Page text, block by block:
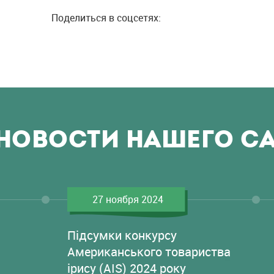
Поделиться в соцсетях:
НАШЕГО
27 ноября 2024
Підсумки конкурсу
Американського товариства
ірису (AIS) 2024 року